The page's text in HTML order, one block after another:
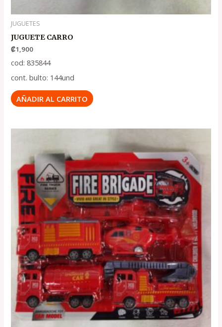
JUGUETES
JUGUETE CARRO
₡1,900
cod: 835844
cont. bulto: 144und
AÑADIR AL CARRITO